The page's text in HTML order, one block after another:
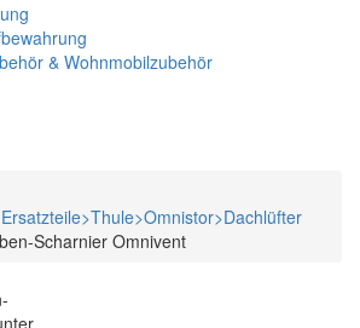
& Wohnmobilzubehör
Scharnier Omnivent